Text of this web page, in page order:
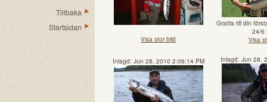
Tillbaka
Startsidan
Visa stor bild
Grattis till din
24/6
Visa
Inlagd: Jun 28, 2010 2:06:14 PM Inlagd: Jun 28,